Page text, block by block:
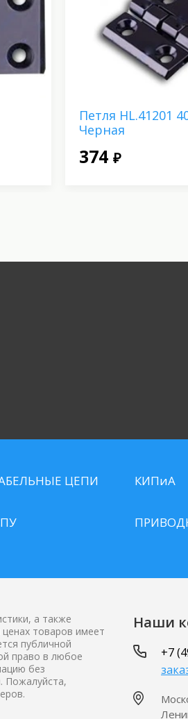
Петля HL.41201
Черная
374 ₽
ЦЕПИ КИПиА
а также
товаров имеет
публичной
право в любое
без
Пожалуйста,
Наши
+7